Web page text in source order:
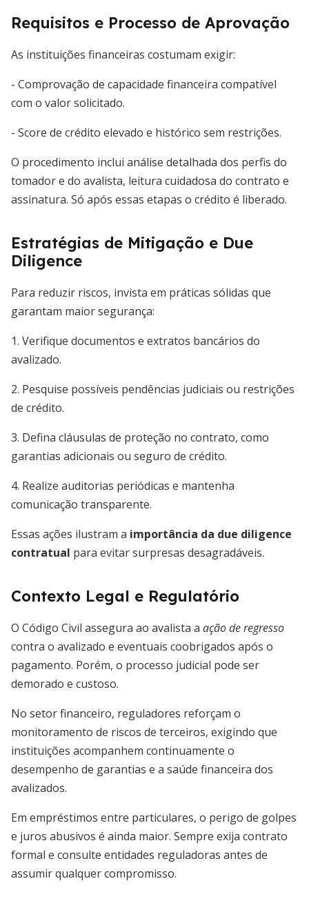
Requisitos e Processo de Aprovação
As instituições financeiras costumam exigir:
- Comprovação de capacidade financeira compatível
com o valor solicitado.
- Score de crédito elevado e histórico sem restrições.
O procedimento inclui análise detalhada dos perfis do
tomador e do avalista, leitura cuidadosa do contrato e
assinatura. Só após essas etapas o crédito é liberado.
Estratégias de Mitigação e Due
Diligence
Para reduzir riscos, invista em práticas sólidas que
garantam maior segurança:
1. Verifique documentos e extratos bancários do
avalizado.
2. Pesquise possíveis pendências judiciais ou restrições
de crédito.
3. Defina cláusulas de proteção no contrato, como
garantias adicionais ou seguro de crédito.
4. Realize auditorias periódicas e mantenha
comunicação transparente.
Essas ações ilustram a importância da due diligence
contratual para evitar surpresas desagradáveis.
Contexto Legal e Regulatório
O Código Civil assegura ao avalista a ação de regresso
contra o avalizado e eventuais coobrigados após o
pagamento. Porém, o processo judicial pode ser
demorado e custoso.
No setor financeiro, reguladores reforçam o
monitoramento de riscos de terceiros, exigindo que
instituições acompanhem continuamente o
desempenho de garantias e a saúde financeira dos
avalizados.
Em empréstimos entre particulares, o perigo de golpes
e juros abusivos é ainda maior. Sempre exija contrato
formal e consulte entidades reguladoras antes de
assumir qualquer compromisso.